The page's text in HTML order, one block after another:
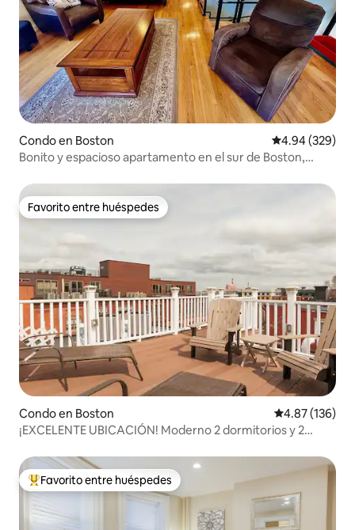
Condo en Boston Calificación
4.94 (329)
Bonito y espacioso apartamento en el sur de Boston,
Favorito entre huéspedes
Favorito entre huéspedes
Condo en Boston Calificación
4.87 (136)
¡EXCELENTE UBICACIÓN! Moderno 2 dormitorios y 2
Favorito entre huéspedes preferido
Favorito entre huéspedes